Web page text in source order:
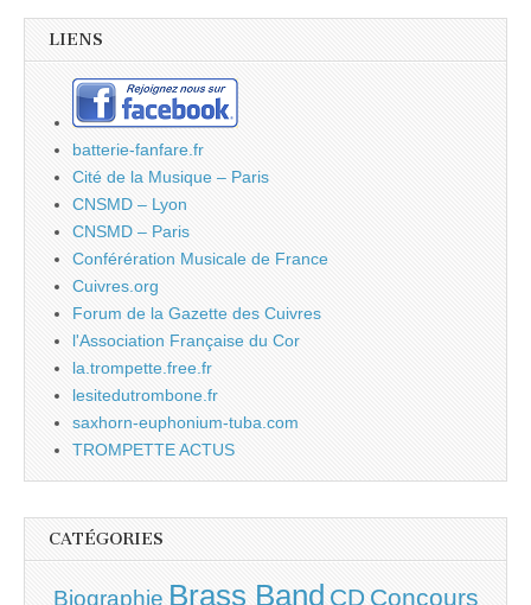
LIENS
batterie-fanfare.fr
Cité de la Musique – Paris
CNSMD – Lyon
CNSMD – Paris
Conférération Musicale de France
Cuivres.org
Forum de la Gazette des Cuivres
l'Association Française du Cor
la.trompette.free.fr
lesitedutrombone.fr
saxhorn-euphonium-tuba.com
TROMPETTE ACTUS
CATÉGORIES
Biographie Brass Band CD Concours